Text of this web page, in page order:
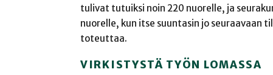
tulivat tutuiksi noin 220 nuorelle, ja
nuorelle, kun itse suuntasin jo seuraavaan
toteuttaa.
VIRKISTYSTÄ TYÖN LOMASSA